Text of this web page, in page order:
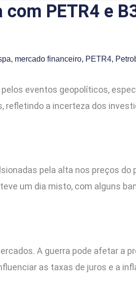
PETR4 e
, mercado financeiro, PETR4,
eventos geopolíticos,
a incerteza dos
pela alta nos preços
um dia misto, com alguns
A guerra pode afetar a
as taxas de juros e a